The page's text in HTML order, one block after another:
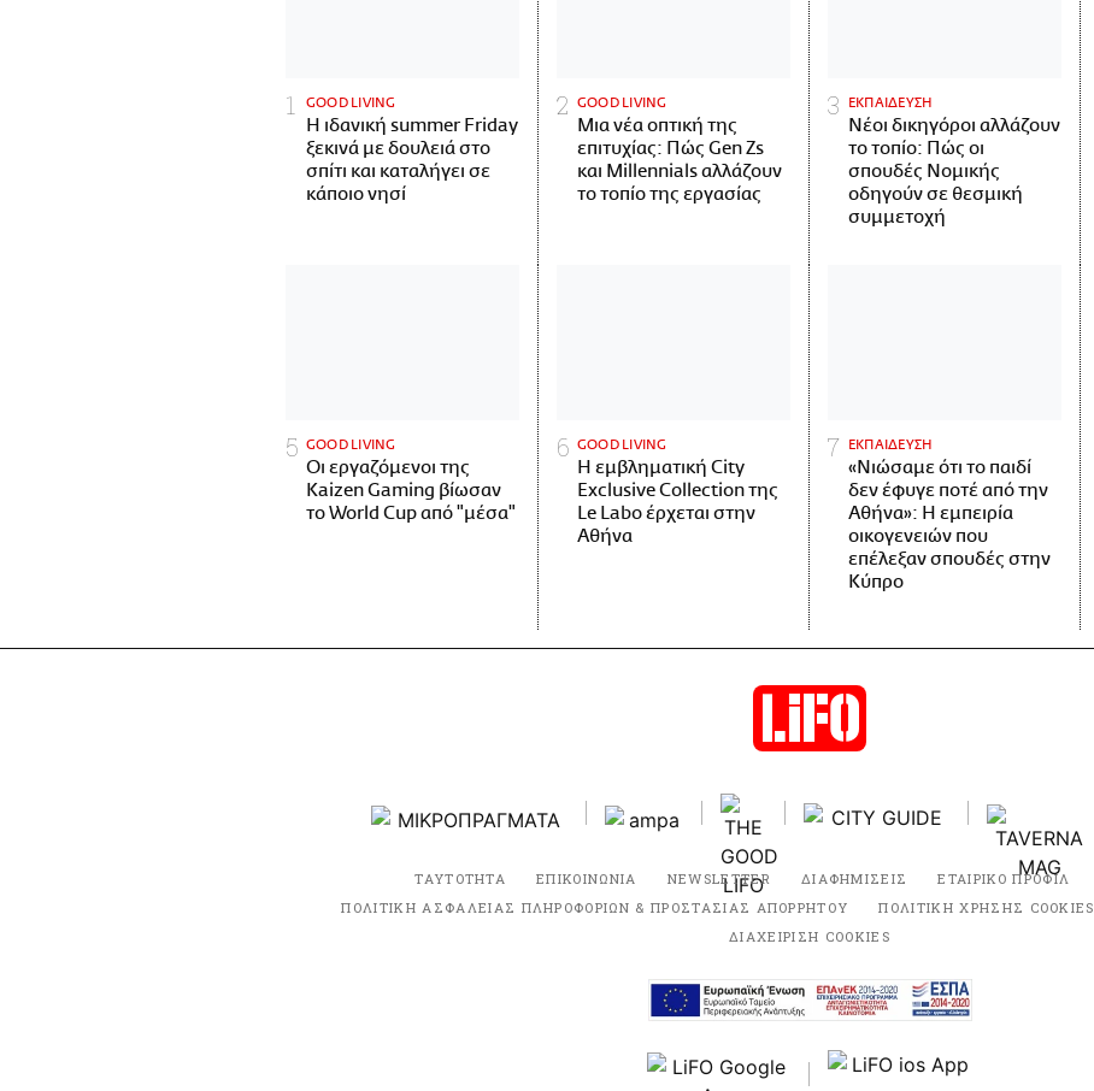
GOOD LIVING
Η ιδανική summer Friday
ξεκινά με δουλειά στο
σπίτι και καταλήγει σε
κάποιο νησί
GOOD LIVING
Μια νέα οπτική της
επιτυχίας: Πώς Gen Zs
και Millennials αλλάζουν
το τοπίο της εργασίας
ΕΚΠΑΙΔΕΥΣΗ
Νέοι δικηγόροι αλλάζουν
το τοπίο: Πώς οι
σπουδές Νομικής
οδηγούν σε θεσμική
συμμετοχή
GOOD LIVING
Οι εργαζόμενοι της
Kaizen Gaming βίωσαν
το World Cup από "μέσα"
GOOD LIVING
Η εμβληματική City
Exclusive Collection της
Le Labo έρχεται στην
Αθήνα
ΕΚΠΑΙΔΕΥΣΗ
«Νιώσαμε ότι το παιδί
δεν έφυγε ποτέ από την
Αθήνα»: Η εμπειρία
οικογενειών που
επέλεξαν σπουδές στην
Κύπρο
ΤΑΥΤΟΤΗΤΑ ΕΠΙΚΟΙΝΩΝΙΑ NEWSLETTER ΔΙΑΦΗΜΙΣΕΙΣ ΕΤΑΙΡΙΚΟ ΠΡΟΦΙΛ
ΠΟΛΙΤΙΚΗ ΑΣΦΑΛΕΙΑΣ ΠΛΗΡΟΦΟΡΙΩΝ & ΠΡΟΣΤΑΣΙΑΣ ΑΠΟΡΡΗΤΟΥ
ΠΟΛΙΤΙΚΗ ΧΡΗΣΗΣ COOKIES
ΔΙΑΧΕΙΡΙΣΗ COOKIES